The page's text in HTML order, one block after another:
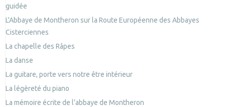
guidée
L'Abbaye de Montheron sur la Route Européenne des Abbayes
Cisterciennes
La chapelle des Râpes
La danse
La guitare, porte vers notre être intérieur
La légèreté du piano
La mémoire écrite de l’abbaye de Montheron